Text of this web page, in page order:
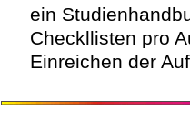
ein
Checkllisten pro
Einreichen der